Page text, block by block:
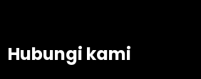
Hubungi kami